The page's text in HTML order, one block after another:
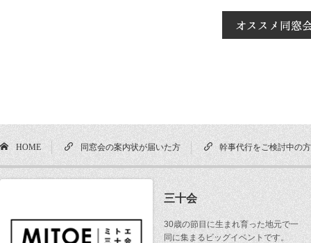
HOME 同窓会の案内状が届いた方 幹事代行をご検討中の方
三十会
30歳の節目に生まれ育った地元で一
同に集まるビッグイベントです。